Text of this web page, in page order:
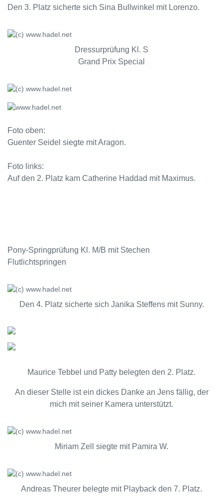
Den 3. Platz sicherte sich Sina Bullwinkel mit Lorenzo.
Dressurprüfung Kl. S
Grand Prix Special
Foto oben:
Guenter Seidel siegte mit Aragon.
Foto links:
Auf den 2. Platz kam Catherine Haddad mit Maximus.
Pony-Springprüfung Kl. M/B mit Stechen
Flutlichtspringen
Den 4. Platz sicherte sich Janika Steffens mit Sunny.
Maurice Tebbel und Patty belegten den 2. Platz.
An dieser Stelle ist ein dickes Danke an Jens fällig, der
mich mit seiner Kamera unterstützt.
Miriam Zell siegte mit Pamira W.
Andreas Theurer belegte mit Playback den 7. Platz.